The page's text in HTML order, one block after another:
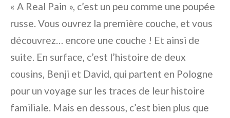
« A Real Pain », c’est un peu comme une poupée
russe. Vous ouvrez la première couche, et vous
découvrez… encore une couche ! Et ainsi de
suite. En surface, c’est l’histoire de deux
cousins, Benji et David, qui partent en Pologne
pour un voyage sur les traces de leur histoire
familiale. Mais en dessous, c’est bien plus que